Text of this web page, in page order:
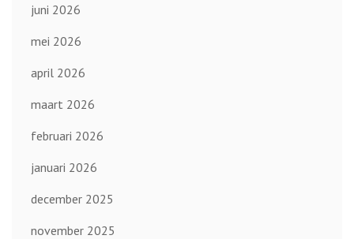
juni 2026
mei 2026
april 2026
maart 2026
februari 2026
januari 2026
december 2025
november 2025